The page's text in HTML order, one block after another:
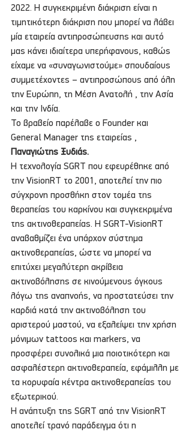
2022. Η συγκεκριμένη διάκριση είναι η
τιμητικότερη διάκριση που μπορεί να λάβει
μία εταιρεία αντιπροσώπευσης και αυτό
μας κάνει ιδιαίτερα υπερήφανους, καθώς
είχαμε να «συναγωνιστούμε» σπουδαίους
συμμετέχοντες – αντιπροσώπους από όλη
την Ευρώπη, τη Μέση Ανατολή , την Ασία
και την Ινδία.
Το βραβείο παρέλαβε ο Founder και
General Manager της εταιρείας ,
Παναγιώτης Ξυδιάς.
Η τεχνολογία SGRT που εφευρέθηκε από
την VisionRT το 2001, αποτελεί την πιο
σύγχρονη προσθήκη στον τομέα της
θεραπείας του καρκίνου και συγκεκριμένα
της ακτινοθεραπείας. Η SGRT-VisionRT
αναβαθμίζει ένα υπάρχον σύστημα
ακτινοθεραπείας, ώστε να μπορεί να
επιτύχει μεγαλύτερη ακρίβεια
ακτινοβόλησης σε κινούμενους όγκους
λόγω της αναπνοής, να προστατεύσει την
καρδιά κατά την ακτινοβόληση του
αριστερού μαστού, να εξαλείψει την χρήση
μόνιμων tattoos και markers, να
προσφέρει συνολικά μια ποιοτικότερη και
ασφαλέστερη ακτινοθεραπεία, εφάμιλλη με
τα κορυφαία κέντρα ακτινοθεραπείας του
εξωτερικού.
Η ανάπτυξη της SGRT από την VisionRT
αποτελεί τρανό παράδειγμα ότι η